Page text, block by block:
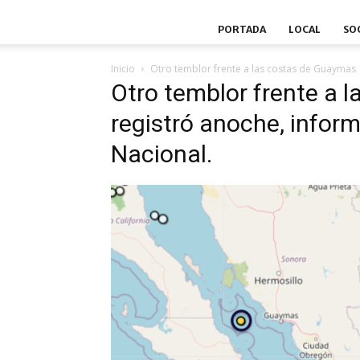
PORTADA LOCAL
Inicio Otro temblor frente a las costas de Guaymas
Otro temblor frente a
registró anoche,
Nacional.